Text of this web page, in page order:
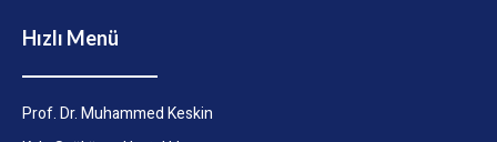
Hızlı Menü
Prof. Dr. Muhammed Keskin